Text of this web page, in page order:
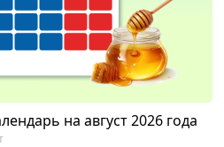
на август 2026 года